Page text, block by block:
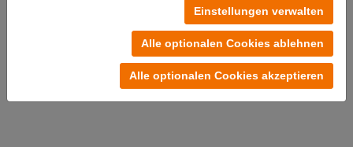
Einstellungen verwalten
Alle optionalen Cookies ablehnen
Alle optionalen Cookies akzeptieren
Jetzt kostenlos testen
Allgemeine Geschäftsbedingungen